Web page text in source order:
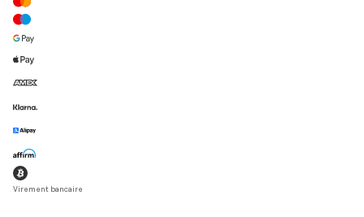
Virement bancaire